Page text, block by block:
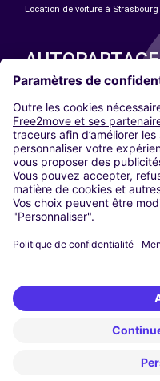
Location de voiture à Strasbourg
AUTOPARTAGE
Paris
Madrid
Washington DC
Milan
Rome
Turin
Vienne
Berlin
Düsseldorf